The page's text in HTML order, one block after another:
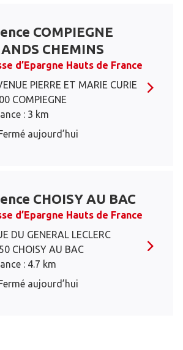
COMPIEGNE
CHEMINS
d’Epargne Hauts de France
PIERRE ET MARIE CURIE
COMPIEGNE
: 3 km
aujourd’hui
CHOISY AU BAC
d’Epargne Hauts de France
DU GENERAL LECLERC
CHOISY AU BAC
: 4.7 km
aujourd’hui